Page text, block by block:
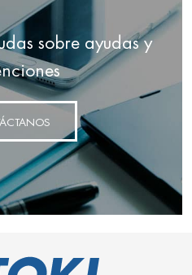
sobre ayudas y